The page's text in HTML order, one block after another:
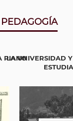
PIANO
LA UNIVERSIDAD